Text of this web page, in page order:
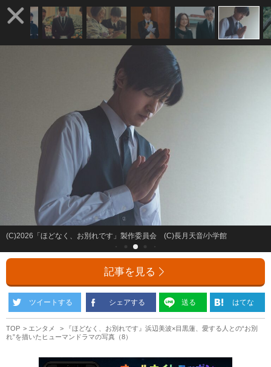
(C)2026「ほどなく、お別れです」製作委員会 (C)長月天音/小学館
記事を見る
ツイートする シェアする 送る はてな
TOP エンタメ
『ほどなく、お別れです』浜辺美波×目黒蓮、愛する人との“お別
れ”を描いたヒューマンドラマの写真（8）